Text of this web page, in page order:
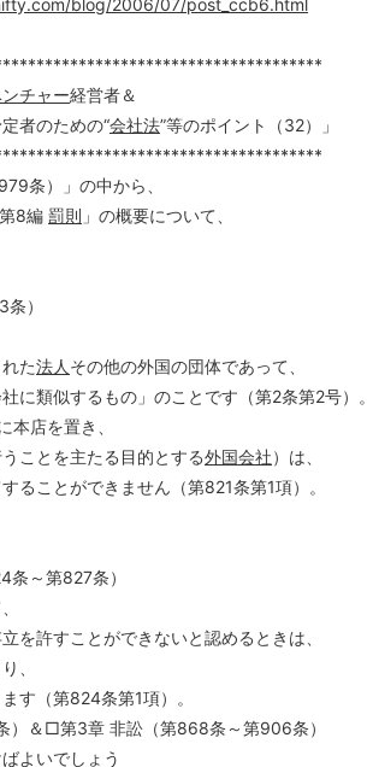
blog/2006/07/post_ccb6.html
チャー経営者＆
めの“会社法”等のポイント（32）」
条）」の中から、
8編 罰則 」の概要について、
）
た法人 その他の外国の団体であって、
類似するもの」のことです（第2条第2号）。
本店を置き、
ことを主たる目的とする外国会社）は、
ことができません（第821条第1項）。
～第827条）
許すことができないと認めるときは、
、
（第824条第1項）。
＆□第3章 非訟（第868条～第906条）
よいでしょう